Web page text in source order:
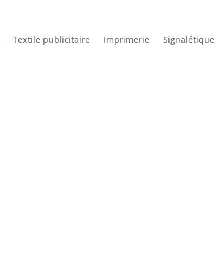
Textile publicitaire Imprimerie Signalétique